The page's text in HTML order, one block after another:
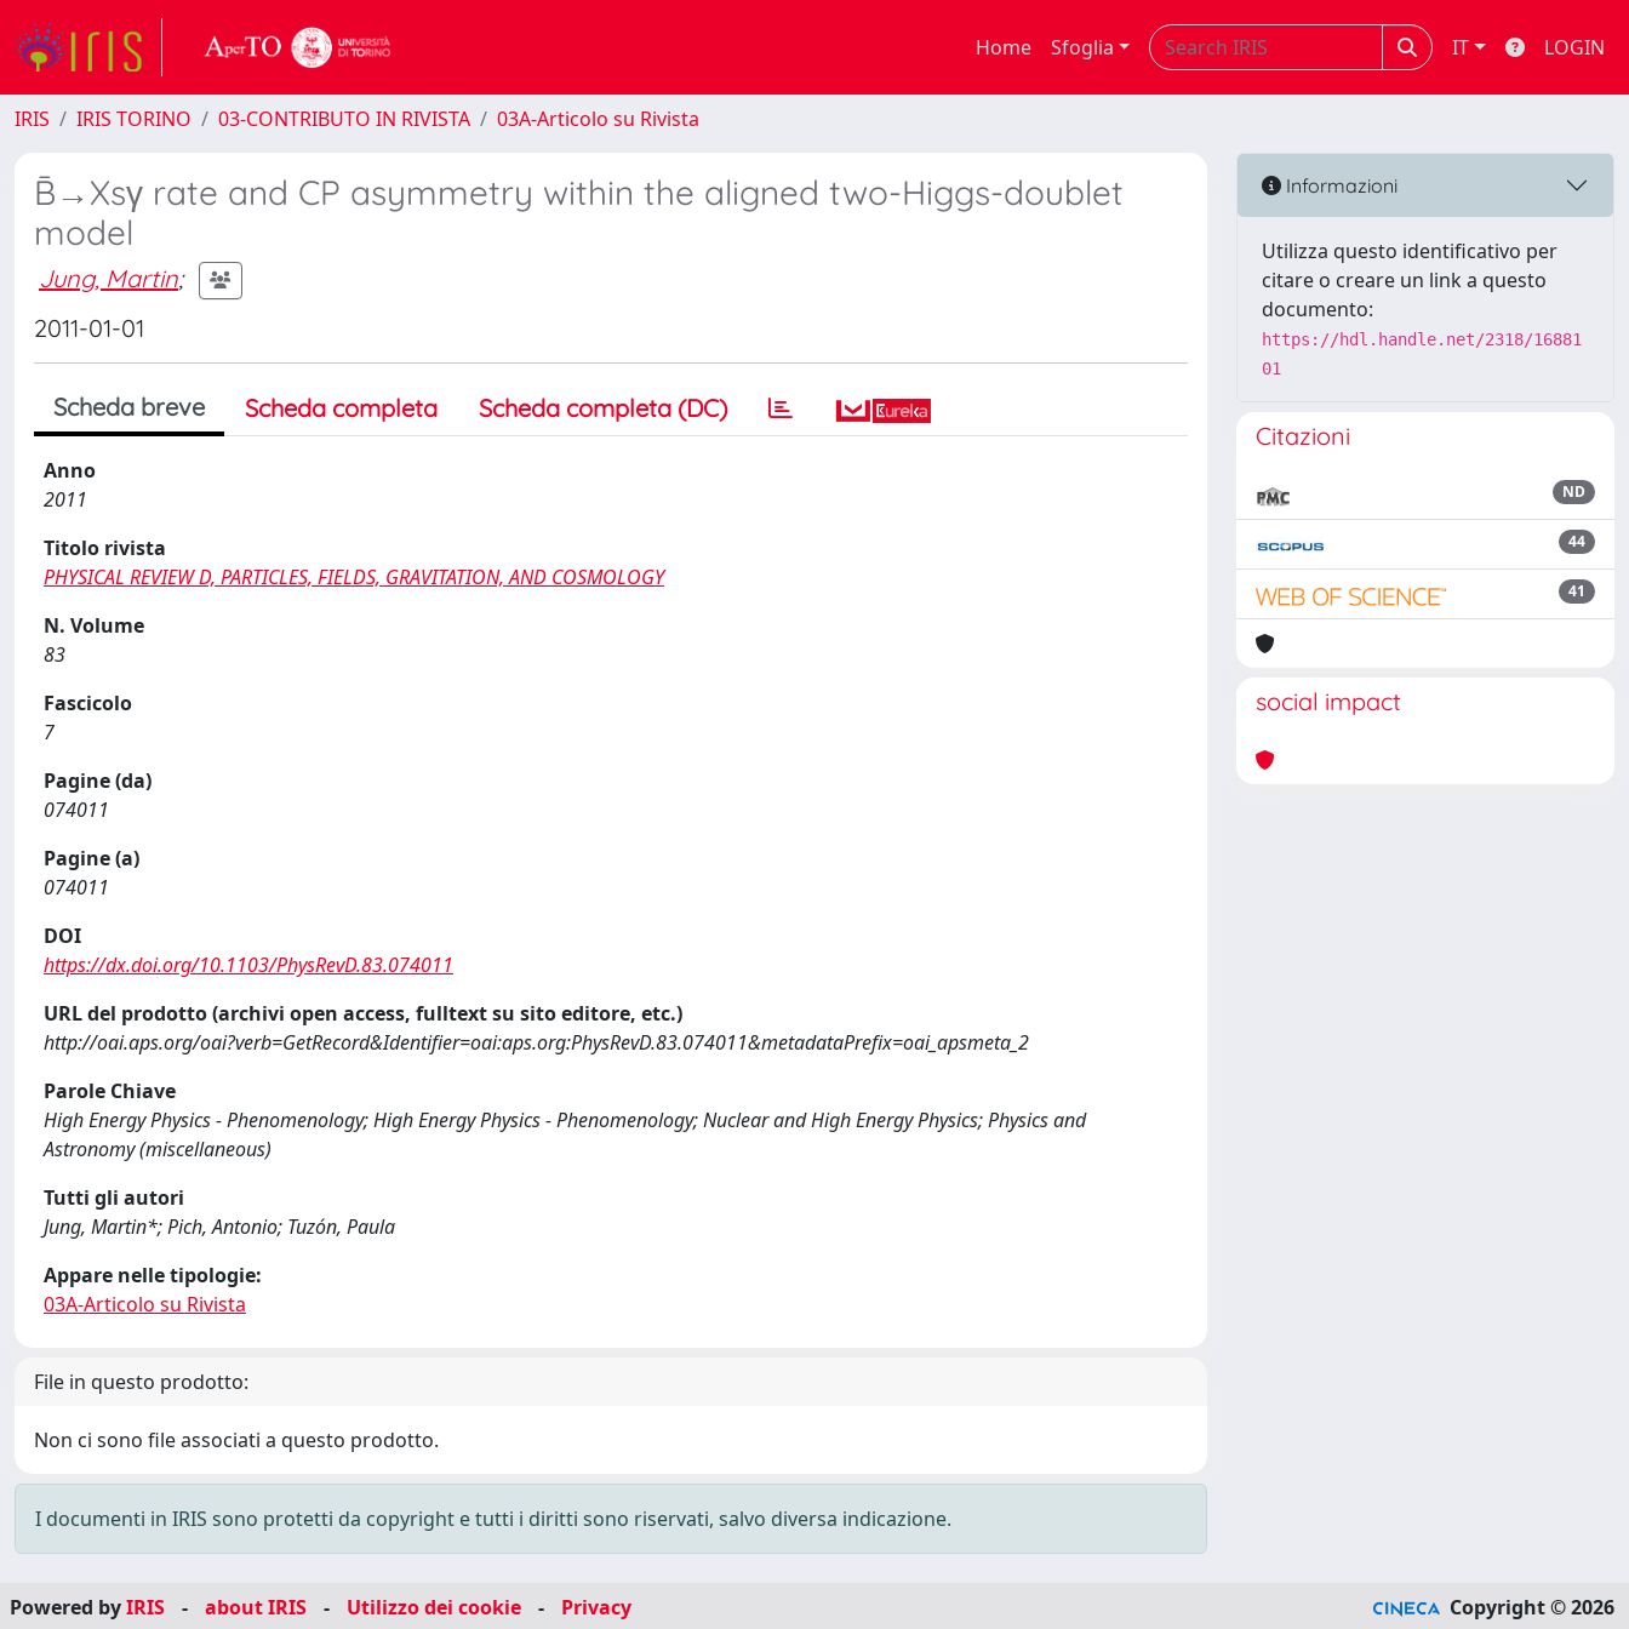
Home Sfoglia IT LOGIN
IRIS IRIS TORINO 03-CONTRIBUTO IN RIVISTA 03A-Articolo su Rivista
B̄→Xsγ rate and CP asymmetry within the aligned two-Higgs-doublet
model
Jung, Martin;
2011-01-01
Scheda breve Scheda completa Scheda completa (DC)
Anno
2011
Titolo rivista
PHYSICAL REVIEW D, PARTICLES, FIELDS, GRAVITATION, AND COSMOLOGY
N. Volume
83
Fascicolo
7
Pagine (da)
074011
Pagine (a)
074011
DOI
https://dx.doi.org/10.1103/PhysRevD.83.074011
URL del prodotto (archivi open access, fulltext su sito editore, etc.)
http://oai.aps.org/oai?verb=GetRecord&Identifier=oai:aps.org:PhysRevD.83.074011&metadataPrefix=oai_apsmeta_2
Parole Chiave
High Energy Physics - Phenomenology; High Energy Physics - Phenomenology; Nuclear and High Energy Physics; Physics and
Astronomy (miscellaneous)
Tutti gli autori
Jung, Martin*; Pich, Antonio; Tuzón, Paula
Appare nelle tipologie:
03A-Articolo su Rivista
File in questo prodotto:
Non ci sono file associati a questo prodotto.
I documenti in IRIS sono protetti da copyright e tutti i diritti sono riservati, salvo diversa indicazione.
Informazioni
Utilizza questo identificativo per
citare o creare un link a questo
documento:
https://hdl.handle.net/2318/16881
01
Citazioni
ND
44
41
social impact
Powered byIRIS - about IRIS - Utilizzo dei cookie - Privacy Copyright © 2026